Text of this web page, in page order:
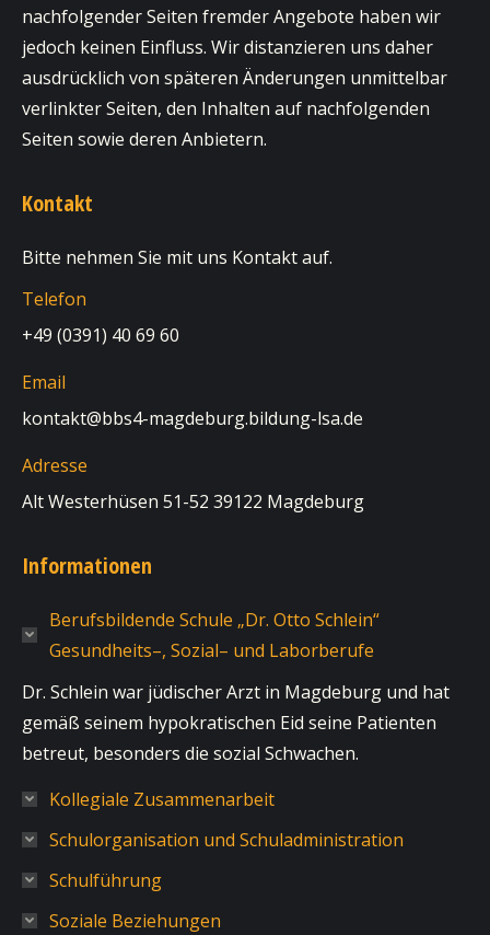
nachfolgender Seiten fremder Angebote haben wir
jedoch keinen Einfluss. Wir distanzieren uns daher
ausdrücklich von späteren Änderungen unmittelbar
verlinkter Seiten, den Inhalten auf nachfolgenden
Seiten sowie deren Anbietern.
Kontakt
Bitte nehmen Sie mit uns Kontakt auf.
Telefon
+49 (0391) 40 69 60
Email
kontakt@bbs4-magdeburg.bildung-lsa.de
Adresse
Alt Westerhüsen 51-52 39122 Magdeburg
Informationen
Berufsbildende Schule „Dr. Otto Schlein“
Gesundheits–, Sozial– und Laborberufe
Dr. Schlein war jüdischer Arzt in Magdeburg und hat
gemäß seinem hypokratischen Eid seine Patienten
betreut, besonders die sozial Schwachen.
Kollegiale Zusammenarbeit
Schulorganisation und Schuladministration
Schulführung
Soziale Beziehungen